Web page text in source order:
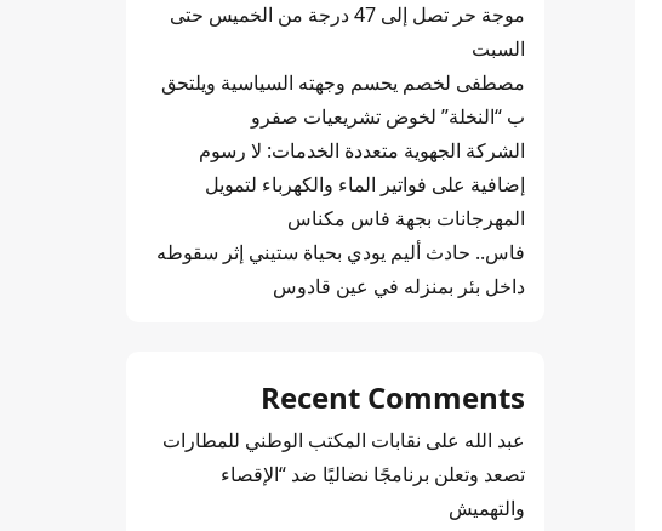
موجة حر تصل إلى 47 درجة من الخميس حتى
السبت
مصطفى لخصم يحسم وجهته السياسية ويلتحق
ب “النخلة” لخوض تشريعيات صفرو
الشركة الجهوية متعددة الخدمات: لا رسوم
إضافية على فواتير الماء والكهرباء لتمويل
المهرجانات بجهة فاس مكناس
فاس.. حادث أليم يودي بحياة ستيني إثر سقوطه
داخل بئر بمنزله في عين قادوس
Recent Comments
عبد الله على نقابات المكتب الوطني للمطارات
تصعد وتعلن برنامجًا نضاليًا ضد “الإقصاء
والتهميش